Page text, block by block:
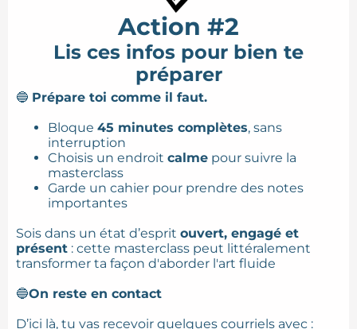
Action #2
Lis ces infos pour bien te
préparer
🔵 Prépare toi comme il faut.
Bloque 45 minutes complètes, sans
interruption
Choisis un endroit calme pour suivre la
masterclass
Garde un cahier pour prendre des notes
importantes
Sois dans un état d’esprit ouvert, engagé et
présent : cette masterclass peut littéralement
transformer ta façon d'aborder l'art fluide
🔵On reste en contact
D’ici là, tu vas recevoir quelques courriels avec :